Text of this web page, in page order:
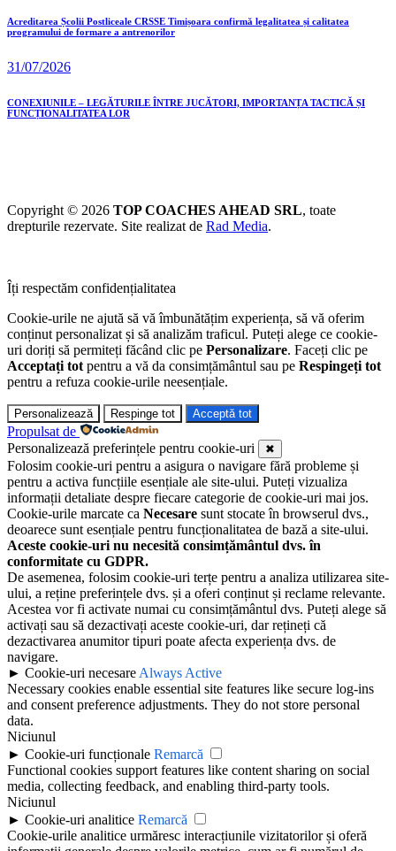
Acreditarea Școlii Postliceale CRSSE Timișoara confirmă legalitatea și calitatea
programului de formare a antrenorilor
31/07/2026
CONEXIUNILE – LEGĂTURILE ÎNTRE JUCĂTORI, IMPORTANȚA TACTICĂ ȘI
FUNCȚIONALITATEA LOR
Copyright © 2026 TOP COACHES AHEAD SRL, toate
drepturile rezervate. Site realizat de Rad Media.
Îți respectăm confidențialitatea
Cookie-urile ne ajută să vă îmbunătățim experiența, să vă oferim
conținut personalizat și să analizăm traficul. Puteți alege ce cookie-
uri doriți să permiteți făcând clic pe Personalizare. Faceți clic pe
Acceptați tot pentru a vă da consimțământul sau pe Respingeți tot
pentru a refuza cookie-urile neesențiale.
Personalizează Respinge tot Acceptă tot
Propulsat de
Personalizează preferințele pentru cookie-uri
✖
Folosim cookie-uri pentru a asigura o navigare fără probleme și
pentru a activa funcțiile esențiale ale site-ului. Puteți vizualiza
informații detaliate despre fiecare categorie de cookie-uri mai jos.
Cookie-urile marcate ca Necesare sunt stocate în browserul dvs.,
deoarece sunt esențiale pentru funcționalitatea de bază a site-ului.
Aceste cookie-uri nu necesită consimțământul dvs. în
conformitate cu GDPR.
De asemenea, folosim cookie-uri terțe pentru a analiza utilizarea site-
ului, a reține preferințele dvs. și a oferi conținut și reclame relevante.
Acestea vor fi activate numai cu consimțământul dvs. Puteți alege să
activați sau să dezactivați aceste cookie-uri, dar rețineți că
dezactivarea anumitor tipuri poate afecta experiența dvs. de
navigare.
► Cookie-uri necesare Always Active
Necessary cookies enable essential site features like secure log-ins
and consent preference adjustments. They do not store personal
data.
Niciunul
► Cookie-uri funcționale Remarcă
Functional cookies support features like content sharing on social
media, collecting feedback, and enabling third-party tools.
Niciunul
► Cookie-uri analitice Remarcă
Cookie-urile analitice urmăresc interacțiunile vizitatorilor și oferă